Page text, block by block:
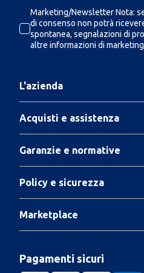
Marketing/Newsletter Nota:
di consenso non potrà
spontanea, segnalazioni di
altre informazioni di
L'azienda
Acquisti e assistenza
Garanzie e normative
Policy e sicurezza
Marketplace
Pagamenti sicuri